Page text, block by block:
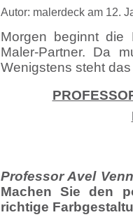
Autor: malerdeck am 12.
Morgen beginnt die
Maler-Partner. Da
Wenigstens steht
Professor Avel
Machen Sie den
richtige